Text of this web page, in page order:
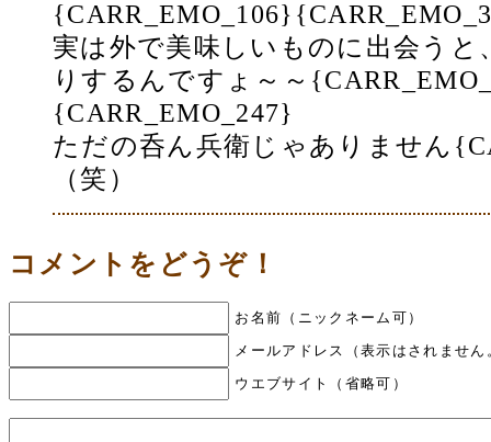
実は外で美味しいものに出会う
りするんですょ～～
{CARR_EMO_247}
ただの呑ん兵衛じゃありません
（笑）
コメントをどうぞ！
お名前（ニックネーム可）
メールアドレス（表示はされませ
ウエブサイト（省略可）